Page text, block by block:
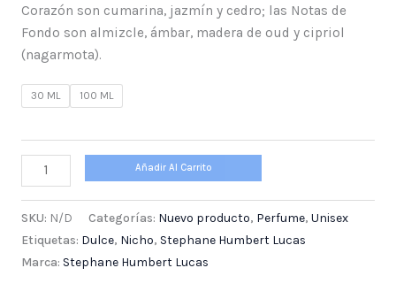
Corazón son cumarina, jazmín y cedro; las Notas de
Fondo son almizcle, ámbar, madera de oud y cipriol
(nagarmota).
30 ML 100 ML
Añadir Al Carrito
SKU: N/D Categorías: Nuevo producto, Perfume, Unisex
Etiquetas: Dulce, Nicho, Stephane Humbert Lucas
Marca: Stephane Humbert Lucas